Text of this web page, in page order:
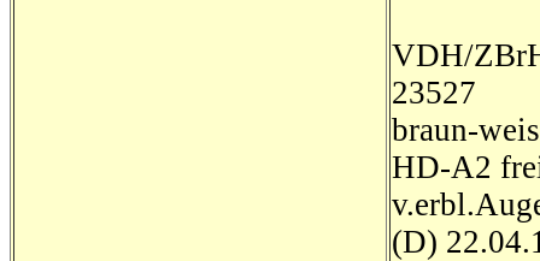
VDH/
23527
braun-
HD-A2
(D)